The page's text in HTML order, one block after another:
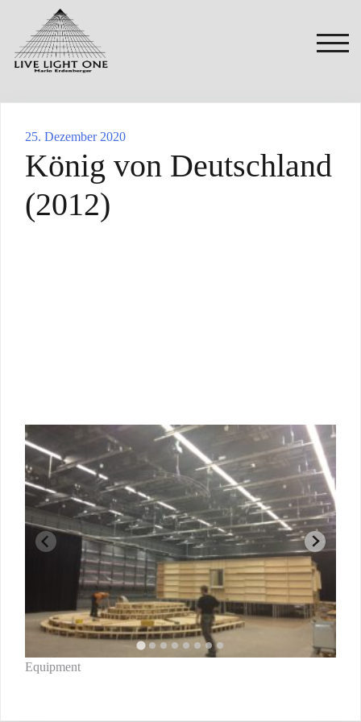
springen
25. Dezember 2020
König von Deutschland
(2012)
Beitragsnavigation
Equipment